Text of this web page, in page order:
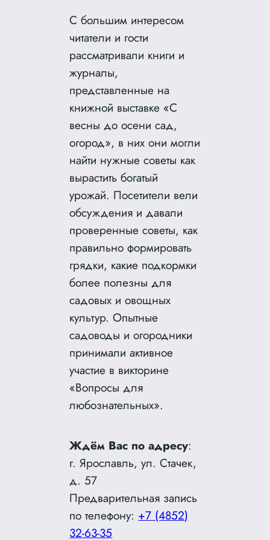
С большим интересом
читатели и гости
рассматривали книги и
журналы,
представленные на
книжной выставке «С
весны до осени сад,
огород», в них они могли
найти нужные советы как
вырастить богатый
урожай. Посетители вели
обсуждения и давали
проверенные советы, как
правильно формировать
грядки, какие подкормки
более полезны для
садовых и овощных
культур. Опытные
садоводы и огородники
принимали активное
участие в викторине
«Вопросы для
любознательных».
Ждём Вас по адресу:
г. Ярославль, ул. Стачек,
д. 57
Предварительная запись
по телефону: +7 (4852)
32-63-35